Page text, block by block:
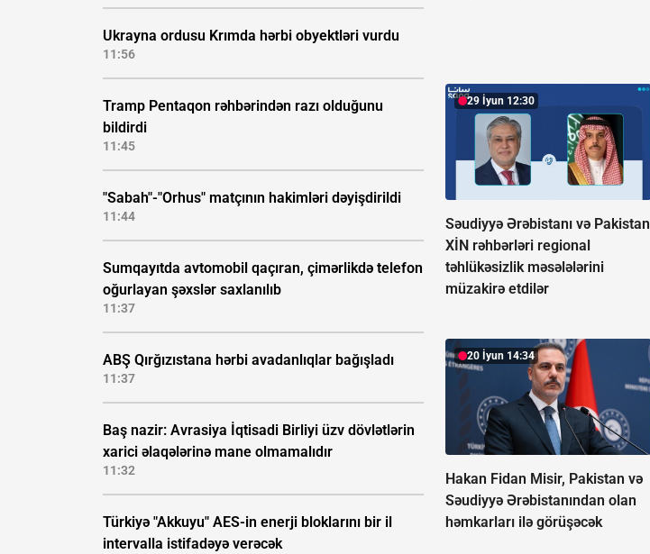
Ukrayna ordusu Krımda hərbi obyektləri vurdu
11:56
Tramp Pentaqon rəhbərindən razı olduğunu
bildirdi
11:45
"Sabah"-"Orhus" matçının hakimləri dəyişdirildi
11:44
Sumqayıtda avtomobil qaçıran, çimərlikdə telefon
oğurlayan şəxslər saxlanılıb
11:37
ABŞ Qırğızıstana hərbi avadanlıqlar bağışladı
11:37
Baş nazir: Avrasiya İqtisadi Birliyi üzv dövlətlərin
xarici əlaqələrinə mane olmamalıdır
11:32
Türkiyə "Akkuyu" AES-in enerji bloklarını bir il
intervalla istifadəyə verəcək
29 İyun 12:30
Səudiyyə Ərəbistanı və Pakistan
XİN rəhbərləri regional
təhlükəsizlik məsələlərini
müzakirə etdilər
20 İyun 14:34
Hakan Fidan Misir, Pakistan və
Səudiyyə Ərəbistanından olan
həmkarları ilə görüşəcək